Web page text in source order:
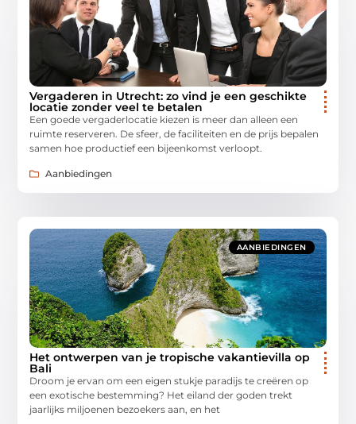
Vergaderen in Utrecht: zo vind je een geschikte
locatie zonder veel te betalen
Een goede vergaderlocatie kiezen is meer dan alleen een
ruimte reserveren. De sfeer, de faciliteiten en de prijs bepalen
samen hoe productief een bijeenkomst verloopt.
Aanbiedingen
AANBIEDINGEN
Het ontwerpen van je tropische vakantievilla op
Bali
Droom je ervan om een eigen stukje paradijs te creëren op
een exotische bestemming? Het eiland der goden trekt
jaarlijks miljoenen bezoekers aan, en het